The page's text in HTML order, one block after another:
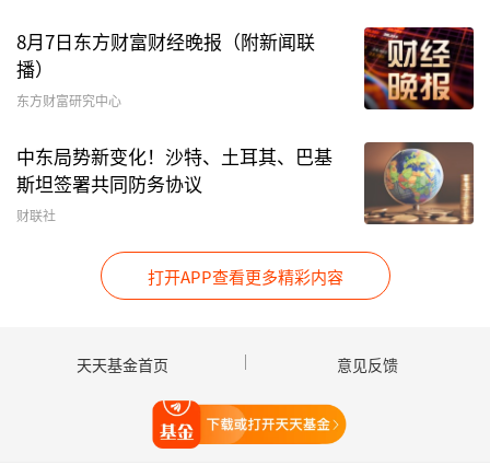
聚鸣投资基金经理王文祥三季度加仓了达瑞电子。
据达瑞电子三季报，截至三季度末，聚鸣匠传3号
私募证券投资基金持有该公司186.5万股，持股市
值超1.3亿元。据悉，达瑞电子主要从事消费电子
及新能源汽车
动力电池零部件的研发、生产和销
研发、生产、销售。
科技产业快速发展的过程中，科技板块后续仍有亮
眼表现。具体来看，国产算力发展潜力巨大，一旦
后续持续兑现业绩，上涨空间依然可观，可以关注
8月7日东方财富财经晚报（附新闻联
播）
东方财富研究中心
中东局势新变化！沙特、土耳其、巴基
斯坦签署共同防务协议
财联社
打开APP查看更多精彩内容
天天基金首页 意见反馈
打开天天基金